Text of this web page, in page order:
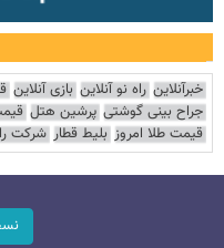
خبرآنلاین راه نو آنلاین بازی آنلاین
جراح بینی گوشتی پرشین هتل
قیمت طلا امروز بلیط قطار شرکت